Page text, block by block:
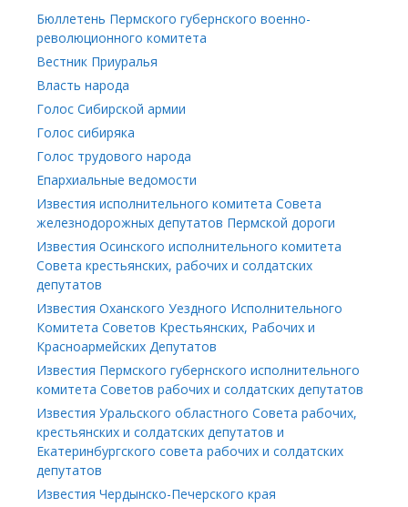
Бюллетень Пермского губернского военно-
революционного комитета
Вестник Приуралья
Власть народа
Голос Сибирской армии
Голос сибиряка
Голос трудового народа
Епархиальные ведомости
Известия исполнительного комитета Совета
железнодорожных депутатов Пермской дороги
Известия Осинского исполнительного комитета
Совета крестьянских, рабочих и солдатских
депутатов
Известия Оханского Уездного Исполнительного
Комитета Советов Крестьянских, Рабочих и
Красноармейских Депутатов
Известия Пермского губернского исполнительного
комитета Советов рабочих и солдатских депутатов
Известия Уральского областного Совета рабочих,
крестьянских и солдатских депутатов и
Екатеринбургского совета рабочих и солдатских
депутатов
Известия Чердынско-Печерского края